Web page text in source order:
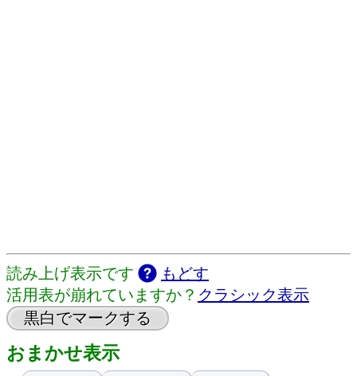
読み上げ表示です
もどす
活用表が崩れていますか？ クラシック表示
黒白でマークする
おまかせ表示